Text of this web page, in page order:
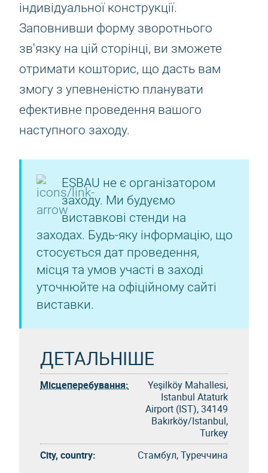
індивідуальної конструкції.
Заповнивши форму зворотнього
зв'язку на цій сторінці, ви зможете
отримати кошторис, що дасть вам
змогу з упевненістю планувати
ефективне проведення вашого
наступного заходу.
ESBAU не є організатором
заходу. Ми будуємо
виставкові стенди на
заходах. Будь-яку інформацію, що
стосується дат проведення,
місця та умов участі в заході
уточнюйте на офіційному сайті
виставки.
ДЕТАЛЬНІШЕ
Місцеперебування:
Yeşilköy Mahallesi,
Istanbul Ataturk
Airport (IST), 34149
Bakırköy/Istanbul,
Turkey
City, country:
Стамбул, Туреччина